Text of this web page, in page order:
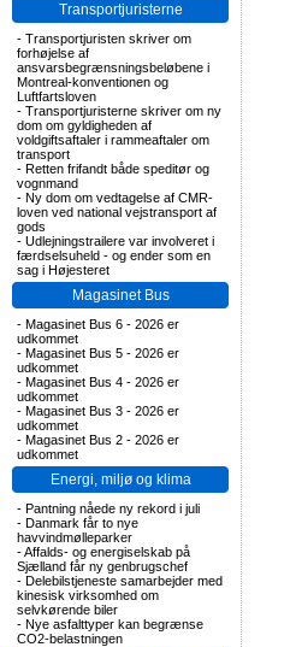
Transportjuristerne
- Transportjuristen skriver om
forhøjelse af
ansvarsbegrænsningsbeløbene i
Montreal-konventionen og
Luftfartsloven
- Transportjuristerne skriver om ny
dom om gyldigheden af
voldgiftsaftaler i rammeaftaler om
transport
- Retten frifandt både speditør og
vognmand
- Ny dom om vedtagelse af CMR-
loven ved national vejstransport af
gods
- Udlejningstrailere var involveret i
færdselsuheld - og ender som en
sag i Højesteret
Magasinet Bus
- Magasinet Bus 6 - 2026 er
udkommet
- Magasinet Bus 5 - 2026 er
udkommet
- Magasinet Bus 4 - 2026 er
udkommet
- Magasinet Bus 3 - 2026 er
udkommet
- Magasinet Bus 2 - 2026 er
udkommet
Energi, miljø og klima
- Pantning nåede ny rekord i juli
- Danmark får to nye
havvindmølleparker
-Affalds- og energiselskab på
Sjælland får ny genbrugschef
- Delebilstjeneste samarbejder med
kinesisk virksomhed om
selvkørende biler
- Nye asfalttyper kan begrænse
CO2-belastningen